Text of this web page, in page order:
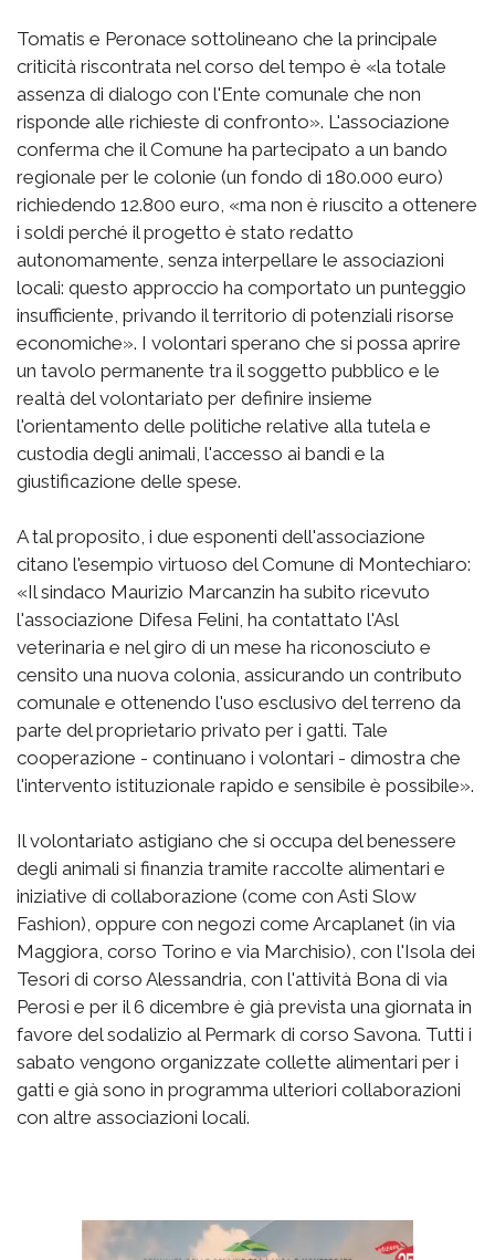
Tomatis e Peronace sottolineano che la principale
criticità riscontrata nel corso del tempo è «la totale
assenza di dialogo con l'Ente comunale che non
risponde alle richieste di confronto». L'associazione
conferma che il Comune ha partecipato a un bando
regionale per le colonie (un fondo di 180.000 euro)
richiedendo 12.800 euro, «ma non è riuscito a ottenere
i soldi perché il progetto è stato redatto
autonomamente, senza interpellare le associazioni
locali: questo approccio ha comportato un punteggio
insufficiente, privando il territorio di potenziali risorse
economiche». I volontari sperano che si possa aprire
un tavolo permanente tra il soggetto pubblico e le
realtà del volontariato per definire insieme
l'orientamento delle politiche relative alla tutela e
custodia degli animali, l'accesso ai bandi e la
giustificazione delle spese.
A tal proposito, i due esponenti dell'associazione
citano l'esempio virtuoso del Comune di Montechiaro:
«Il sindaco Maurizio Marcanzin ha subito ricevuto
l'associazione Difesa Felini, ha contattato l'Asl
veterinaria e nel giro di un mese ha riconosciuto e
censito una nuova colonia, assicurando un contributo
comunale e ottenendo l'uso esclusivo del terreno da
parte del proprietario privato per i gatti. Tale
cooperazione - continuano i volontari - dimostra che
l'intervento istituzionale rapido e sensibile è possibile».
Il volontariato astigiano che si occupa del benessere
degli animali si finanzia tramite raccolte alimentari e
iniziative di collaborazione (come con Asti Slow
Fashion), oppure con negozi come Arcaplanet (in via
Maggiora, corso Torino e via Marchisio), con l'Isola dei
Tesori di corso Alessandria, con l'attività Bona di via
Perosi e per il 6 dicembre è già prevista una giornata in
favore del sodalizio al Permark di corso Savona. Tutti i
sabato vengono organizzate collette alimentari per i
gatti e già sono in programma ulteriori collaborazioni
con altre associazioni locali.